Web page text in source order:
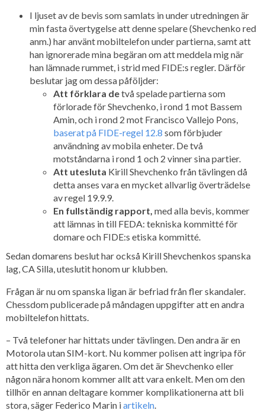
I ljuset av de bevis som samlats in under utredningen är
min fasta övertygelse att denne spelare (Shevchenko red
anm.) har använt mobiltelefon under partierna, samt att
han ignorerade mina begäran om att meddela mig när
han lämnade rummet, i strid med FIDE:s regler. Därför
beslutar jag om dessa påföljder:
Att förklara detvå spelade partierna som
förlorade för Shevchenko, i rond 1 mot Bassem
Amin, och i rond 2 mot Francisco Vallejo Pons,
baserat på FIDE-regel 12.8 som förbjuder
användning av mobila enheter. De två
motståndarna i rond 1 och 2 vinner sina partier.
Att utesluta Kirill Shevchenko från tävlingen då
detta anses vara en mycket allvarlig överträdelse
av regel 19.9.9.
En fullständig rapport, med alla bevis, kommer
att lämnas in till FEDA: tekniska kommitté för
domare och FIDE:s etiska kommitté.
Sedan domarens beslut har också Kirill Shevchenkos spanska
lag, CA Silla, uteslutit honom ur klubben.
Frågan är nu om spanska ligan är befriad från fler skandaler.
Chessdom publicerade på måndagen uppgifter att en andra
mobiltelefon hittats.
– Två telefoner har hittats under tävlingen. Den andra är en
Motorola utan SIM-kort. Nu kommer polisen att ingripa för
att hitta den verkliga ägaren. Om det är Shevchenko eller
någon nära honom kommer allt att vara enkelt. Men om den
tillhör en annan deltagare kommer komplikationerna att bli
stora, säger Federico Marin iartikeln.